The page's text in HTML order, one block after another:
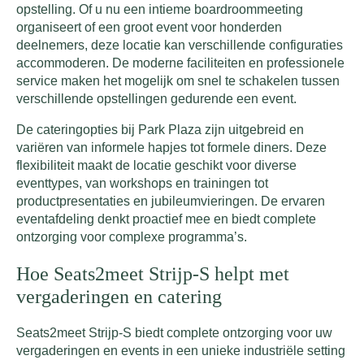
opstelling. Of u nu een intieme boardroommeeting
organiseert of een groot event voor honderden
deelnemers, deze locatie kan verschillende configuraties
accommoderen. De moderne faciliteiten en professionele
service maken het mogelijk om snel te schakelen tussen
verschillende opstellingen gedurende een event.
De cateringopties bij Park Plaza zijn uitgebreid en
variëren van informele hapjes tot formele diners. Deze
flexibiliteit maakt de locatie geschikt voor diverse
eventtypes, van workshops en trainingen tot
productpresentaties en jubileumvieringen. De ervaren
eventafdeling denkt proactief mee en biedt complete
ontzorging voor complexe programma’s.
Hoe Seats2meet Strijp-S helpt met
vergaderingen en catering
Seats2meet Strijp-S biedt complete ontzorging voor uw
vergaderingen en events in een unieke industriële setting